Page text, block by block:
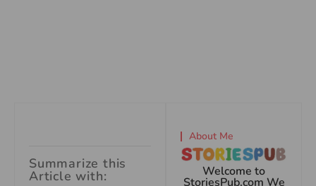
Summarize this
Article with:
About Me
Welcome to
StoriesPub.com We